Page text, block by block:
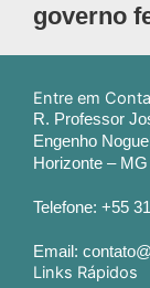
governo
Entre em
R. Professor
Engenho
Horizonte – MG
Telefone: +55
Email:
Links Rápidos